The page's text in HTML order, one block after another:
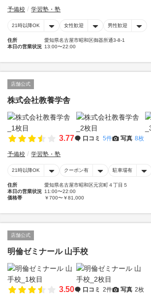
予備校 学習塾・塾
21時以降OK 女性歓迎 男性歓迎
住所
愛知県名古屋市昭和区御器所通3-8-1
本日の営業状況 13:00〜22:00
店舗公式
株式会社教養学舎
3.77 口コミ 5件 写真 8枚
予備校 学習塾・塾
21時以降OK クーポン有 駐車場有
住所
愛知県名古屋市昭和区元宮町４丁目５
本日の営業状況 11:00〜22:00
価格帯
￥700〜￥81,000
店舗公式
明倫ゼミナール 山手校
3.50 口コミ 2件 写真 2枚